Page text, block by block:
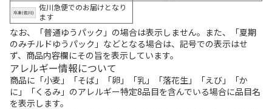
佐川急便でのお届けとなり
ます
なお、「普通ゆうパック」の場合は表示しません。また、「夏期
のみチルドゆうパック」などとなる場合は、記号での表示はせ
ず、商品内容欄にその旨を表示しています。
アレルギー情報について
商品に「小麦」「そば」「卵」「乳」「落花生」「えび」「か
に」「くるみ」のアレルギー特定8品目を含んでいる場合に品目名
を表示します。